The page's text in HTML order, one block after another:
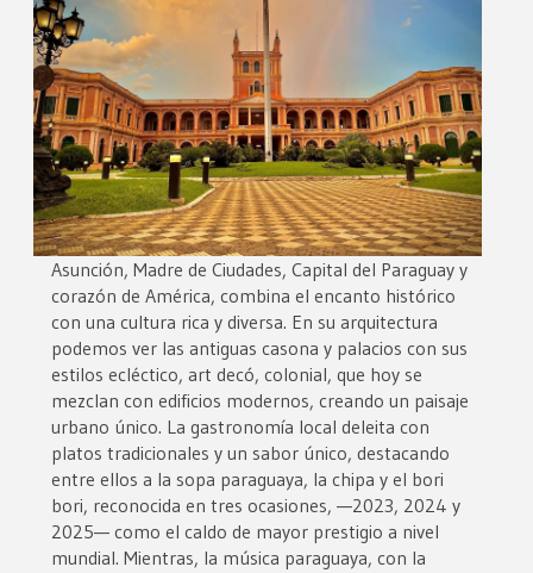
Asunción, Madre de Ciudades, Capital del Paraguay y
corazón de América, combina el encanto histórico
con una cultura rica y diversa. En su arquitectura
podemos ver las antiguas casona y palacios con sus
estilos ecléctico, art decó, colonial, que hoy se
mezclan con edificios modernos, creando un paisaje
urbano único. La gastronomía local deleita con
platos tradicionales y un sabor único, destacando
entre ellos a la sopa paraguaya, la chipa y el bori
bori, reconocida en tres ocasiones, —2023, 2024 y
2025— como el caldo de mayor prestigio a nivel
mundial. Mientras, la música paraguaya, con la